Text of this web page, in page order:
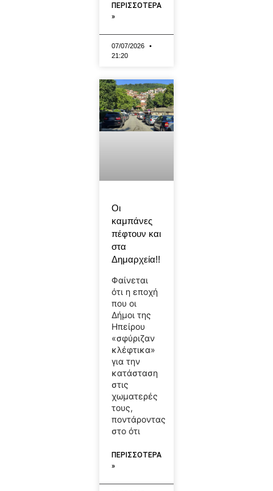
ΠΕΡΙΣΣΟΤΕΡΑ
»
07/07/2026
21:20
Οι
καμπάνες
πέφτουν και
στα
Δημαρχεία!!
Φαίνεται
ότι η εποχή
που οι
Δήμοι της
Ηπείρου
«σφύριζαν
κλέφτικα»
για την
κατάσταση
στις
χωματερές
τους,
ποντάροντας
στο ότι
ΠΕΡΙΣΣΟΤΕΡΑ
»